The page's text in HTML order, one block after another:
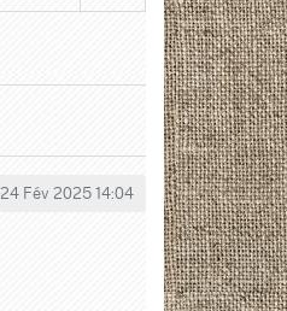
24 Fév 2025 14:04